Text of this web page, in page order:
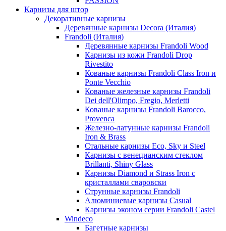
Карнизы для штор
Декоративные карнизы
Деревянные карнизы Decora (Италия)
Frandoli (Италия)
Деревянные карнизы Frandoli Wood
Карнизы из кожи Frandoli Drop
Rivestito
Кованые карнизы Frandoli Class Iron и
Ponte Vecchio
Кованые железные карнизы Frandoli
Dei dell'Olimpo, Fregio, Merletti
Кованые карнизы Frandoli Barocco,
Provenca
Железно-латунные карнизы Frandoli
Iron & Brass
Стальные карнизы Eco, Sky и Steel
Карнизы с венецианским стеклом
Brillanti, Shiny Glass
Карнизы Diamond и Strass Iron с
кристаллами сваровски
Струнные карнизы Frandoli
Алюминиевые карнизы Casual
Карнизы эконом серии Frandoli Castel
Windeco
Багетные карнизы